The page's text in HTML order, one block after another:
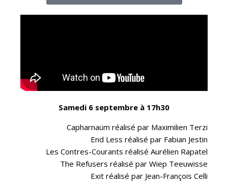
Samedi 6 septembre à 17h30
Capharnaüm réalisé par Maximilien Terzi
End Less réalisé par Fabian Jestin
Les Contres-Courants réalisé Aurélien Rapatel
The Refusers réalisé par Wiep Teeuwisse
Exit réalisé par Jean-François Celli